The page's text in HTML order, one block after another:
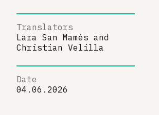
Translators
Lara San Mamés and
Christian Velilla
Date
04.06.2026